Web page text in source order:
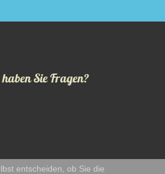
Sie Fragen?
entscheiden, ob Sie die